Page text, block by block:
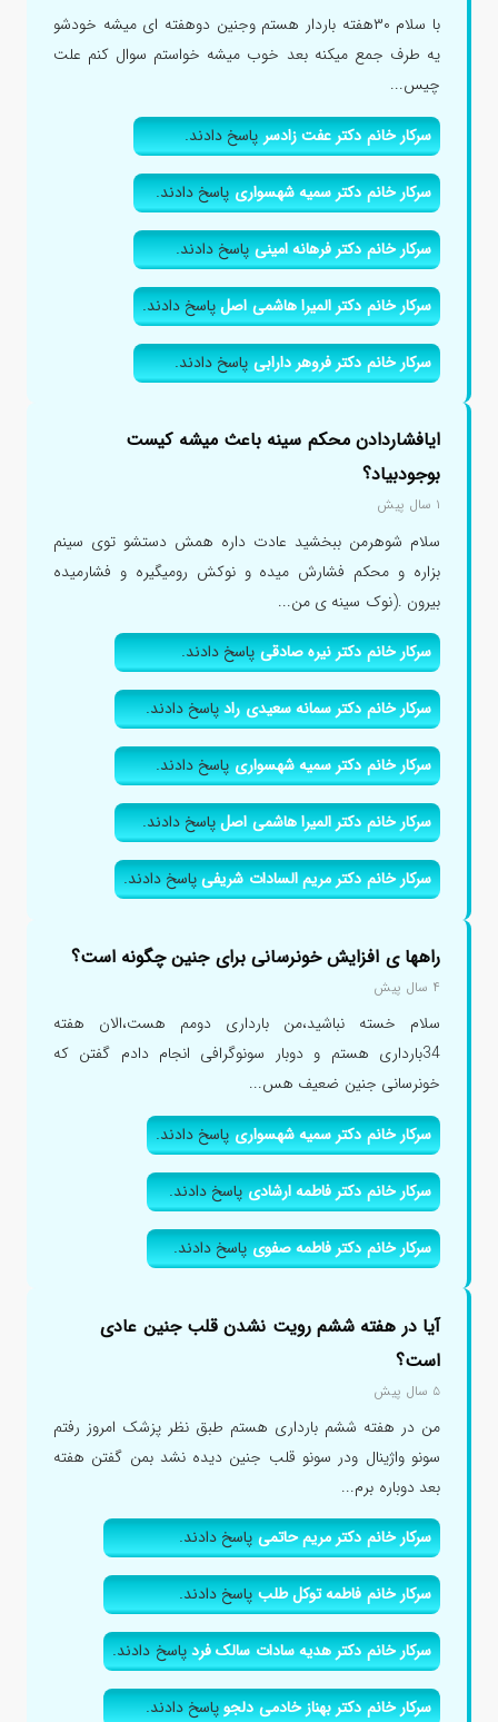
با سلام ۳۰هفته باردار هستم وجنین دوهفته ای میشه خودشو
یه طرف جمع میکنه بعد خوب میشه خواستم سوال کنم علت
چیس...
سرکار خانم دکتر عفت زادسرپاسخ دادند.
سرکار خانم دکتر سمیه شهسواریپاسخ دادند.
سرکار خانم دکتر فرهانه امینیپاسخ دادند.
سرکار خانم دکتر المیرا هاشمی اصلپاسخ دادند.
سرکار خانم دکتر فروهر دارابیپاسخ دادند.
ایافشاردادن محکم سینه باعث میشه کیست
بوجودبیاد؟
۱ سال پیش
سلام شوهرمن ببخشید عادت داره همش دستشو توی سینم
بزاره و محکم فشارش میده و نوکش رومیگیره و فشارمیده
بیرون .(نوک سینه ی من...
سرکار خانم دکتر نیره صادقیپاسخ دادند.
سرکار خانم دکتر سمانه سعیدی رادپاسخ دادند.
سرکار خانم دکتر سمیه شهسواریپاسخ دادند.
سرکار خانم دکتر المیرا هاشمی اصلپاسخ دادند.
سرکار خانم دکتر مریم السادات شریفیپاسخ دادند.
راهها ی افزایش خونرسانی برای جنین چگونه است؟
۴ سال پیش
سلام خسته نباشید،من بارداری دومم هست،الان هفته
34بارداری هستم و دوبار سونوگرافی انجام دادم گفتن که
خونرسانی جنین ضعیف هس...
سرکار خانم دکتر سمیه شهسواریپاسخ دادند.
سرکار خانم دکتر فاطمه ارشادیپاسخ دادند.
سرکار خانم دکتر فاطمه صفویپاسخ دادند.
آیا در هفته ششم رویت نشدن قلب جنین عادی
است؟
۵ سال پیش
من در هفته ششم بارداری هستم طبق نظر پزشک امروز رفتم
سونو واژینال ودر سونو قلب جنین دیده نشد بمن گفتن هفته
بعد دوباره برم...
سرکار خانم دکتر مریم حاتمیپاسخ دادند.
سرکار خانم فاطمه توکل طلبپاسخ دادند.
سرکار خانم دکتر هدیه سادات سالک فردپاسخ دادند.
سرکار خانم دکتر بهناز خادمی دلجوپاسخ دادند.